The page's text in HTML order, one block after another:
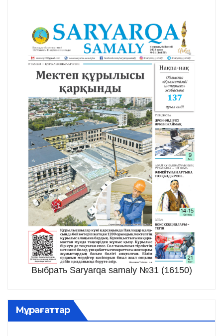
Выбрать Saryarqa samaly №31 (16150)
Мұрағаттар